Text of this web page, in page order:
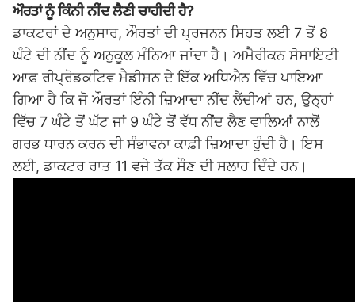
ਔਰਤਾਂ ਨੂੰ ਕਿੰਨੀ ਨੀਂਦ ਲੈਣੀ ਚਾਹੀਦੀ ਹੈ?
ਡਾਕਟਰਾਂ ਦੇ ਅਨੁਸਾਰ, ਔਰਤਾਂ ਦੀ ਪ੍ਰਜਨਨ ਸਿਹਤ ਲਈ 7 ਤੋਂ 8
ਘੰਟੇ ਦੀ ਨੀਂਦ ਨੂੰ ਅਨੁਕੂਲ ਮੰਨਿਆ ਜਾਂਦਾ ਹੈ। ਅਮੈਰੀਕਨ ਸੋਸਾਇਟੀ
ਆਫ਼ ਰੀਪ੍ਰੋਡਕਟਿਵ ਮੈਡੀਸਨ ਦੇ ਇੱਕ ਅਧਿਐਨ ਵਿੱਚ ਪਾਇਆ
ਗਿਆ ਹੈ ਕਿ ਜੋ ਔਰਤਾਂ ਇੰਨੀ ਜ਼ਿਆਦਾ ਨੀਂਦ ਲੈਂਦੀਆਂ ਹਨ, ਉਨ੍ਹਾਂ
ਵਿੱਚ 7 ​​ਘੰਟੇ ਤੋਂ ਘੱਟ ਜਾਂ 9 ਘੰਟੇ ਤੋਂ ਵੱਧ ਨੀਂਦ ਲੈਣ ਵਾਲਿਆਂ ਨਾਲੋਂ
ਗਰਭ ਧਾਰਨ ਕਰਨ ਦੀ ਸੰਭਾਵਨਾ ਕਾਫ਼ੀ ਜ਼ਿਆਦਾ ਹੁੰਦੀ ਹੈ। ਇਸ
ਲਈ, ਡਾਕਟਰ ਰਾਤ 11 ਵਜੇ ਤੱਕ ਸੌਣ ਦੀ ਸਲਾਹ ਦਿੰਦੇ ਹਨ।